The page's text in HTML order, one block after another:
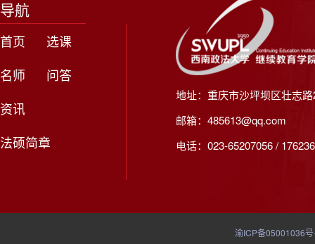
导航
首页
选课
名师
问答
资讯
法硕简章
地址：重庆市沙坪坝区壮志
邮箱：485613@qq.com
电话：023-65207056 /
渝ICP备05001036